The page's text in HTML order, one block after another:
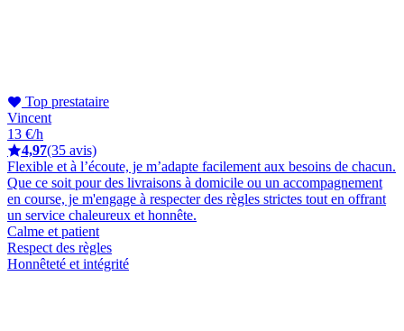
Top prestataire
Vincent
13 €/h
4,97(35 avis)
Flexible et à l’écoute, je m’adapte facilement aux besoins de chacun.
Que ce soit pour des livraisons à domicile ou un accompagnement
en course, je m'engage à respecter des règles strictes tout en offrant
un service chaleureux et honnête.
Calme et patient
Respect des règles
Honnêteté et intégrité